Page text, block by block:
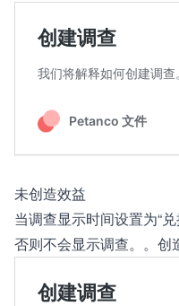
未创造效益
当调查显示时间设置为“
否则不会显示调查。。创